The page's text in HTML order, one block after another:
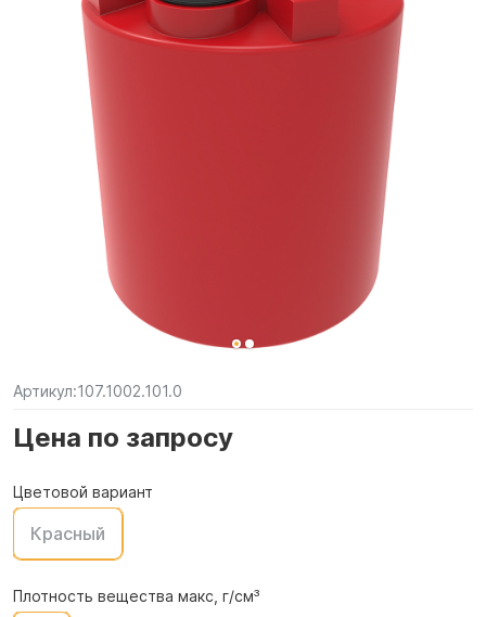
Артикул:107.1002.101.0
Цена по запросу
Цветовой вариант
Красный
Плотность вещества макс, г/см³